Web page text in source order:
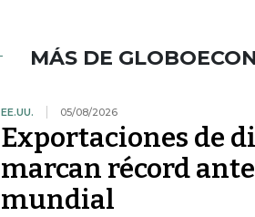
MÁS DE
EE.UU. 05/08/2026
Exportaciones de
marcan récord
mundial